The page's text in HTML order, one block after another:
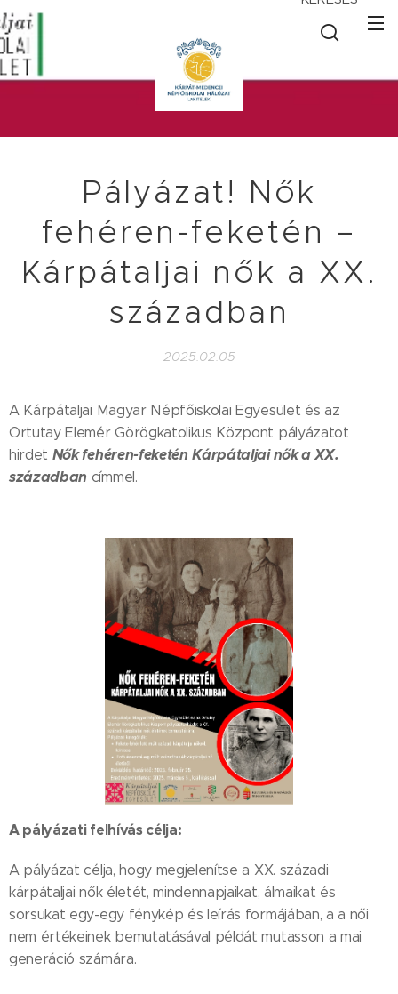
Pályázat! Nők
fehéren-feketén –
Kárpátaljai nők a XX.
században
2025.02.05
A Kárpátaljai Magyar Népfőiskolai Egyesület és az
Ortutay Elemér Görögkatolikus Központ pályázatot
hirdet Nők fehéren-feketén Kárpátaljai nők a XX.
században címmel.
A pályázati felhívás célja:
A pályázat célja, hogy megjelenítse a XX. századi
kárpátaljai nők életét, mindennapjaikat, álmaikat és
sorsukat egy-egy fénykép és leírás formájában, a a női
nem értékeinek bemutatásával példát mutasson a mai
generáció számára.